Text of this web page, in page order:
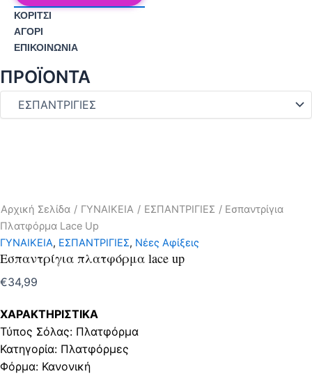
ΚΟΡΙΤΣΙ
ΑΓΟΡΙ
ΕΠΙΚΟΙΝΩΝΊΑ
ΠΡΟΪΟΝΤΑ
Αρχική Σελίδα / ΓΥΝΑΙΚΕΙΑ / ΕΣΠΑΝΤΡΙΓΙΕΣ / Εσπαντρίγια
Πλατφόρμα Lace Up
ΓΥΝΑΙΚΕΙΑ, ΕΣΠΑΝΤΡΙΓΙΕΣ, Νέες Αφίξεις
Εσπαντρίγια πλατφόρμα lace up
€34,99
ΧΑΡΑΚΤΗΡΙΣΤΙΚΑ
Τύπος Σόλας: Πλατφόρμα
Κατηγορία: Πλατφόρμες
Φόρμα: Κανονική